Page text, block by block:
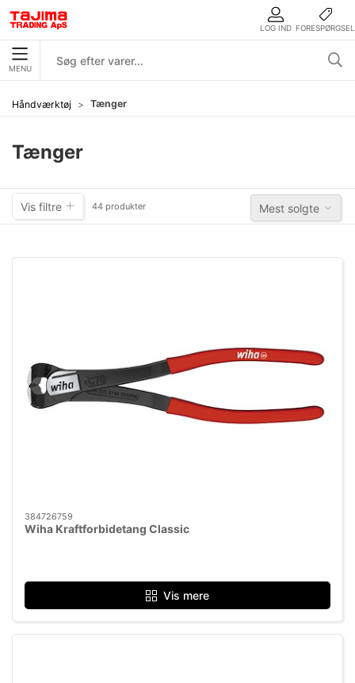
LOG IND FORESPØRGSEL
MENU
Håndværktøj Tænger
Tænger
Vis filtre 44 produkter Mest solgte
384726759
Wiha Kraftforbidetang Classic
Vis mere